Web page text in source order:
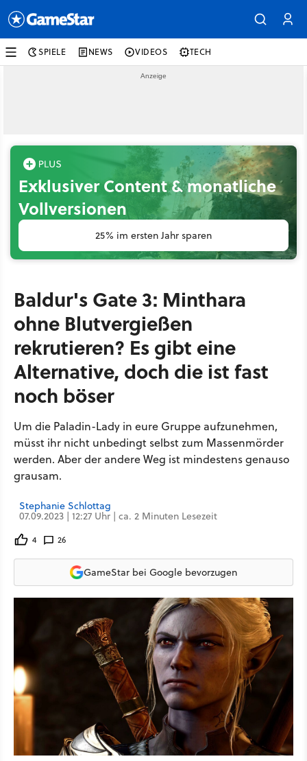
SPIELE NEWS VIDEOS TECH
Exklusiver Content & monatliche
Vollversionen
25% im ersten Jahr sparen
Baldur's Gate 3: Minthara
ohne Blutvergießen
rekrutieren? Es gibt eine
Alternative, doch die ist fast
noch böser
Um die Paladin-Lady in eure Gruppe aufzunehmen,
müsst ihr nicht unbedingt selbst zum Massenmörder
werden. Aber der andere Weg ist mindestens genauso
grausam.
Stephanie Schlottag
07.09.2023 | 12:27 Uhr | ca. 2 Minuten Lesezeit
4 26
GameStar bei Google bevorzugen